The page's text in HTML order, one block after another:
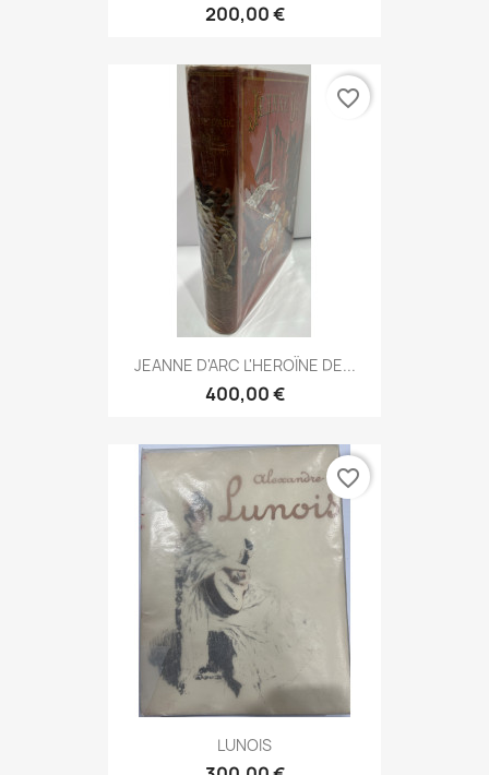
200,00 €
JEANNE D'ARC L'HEROÏNE DE...
400,00 €
favorite_border
LUNOIS
favorite_border